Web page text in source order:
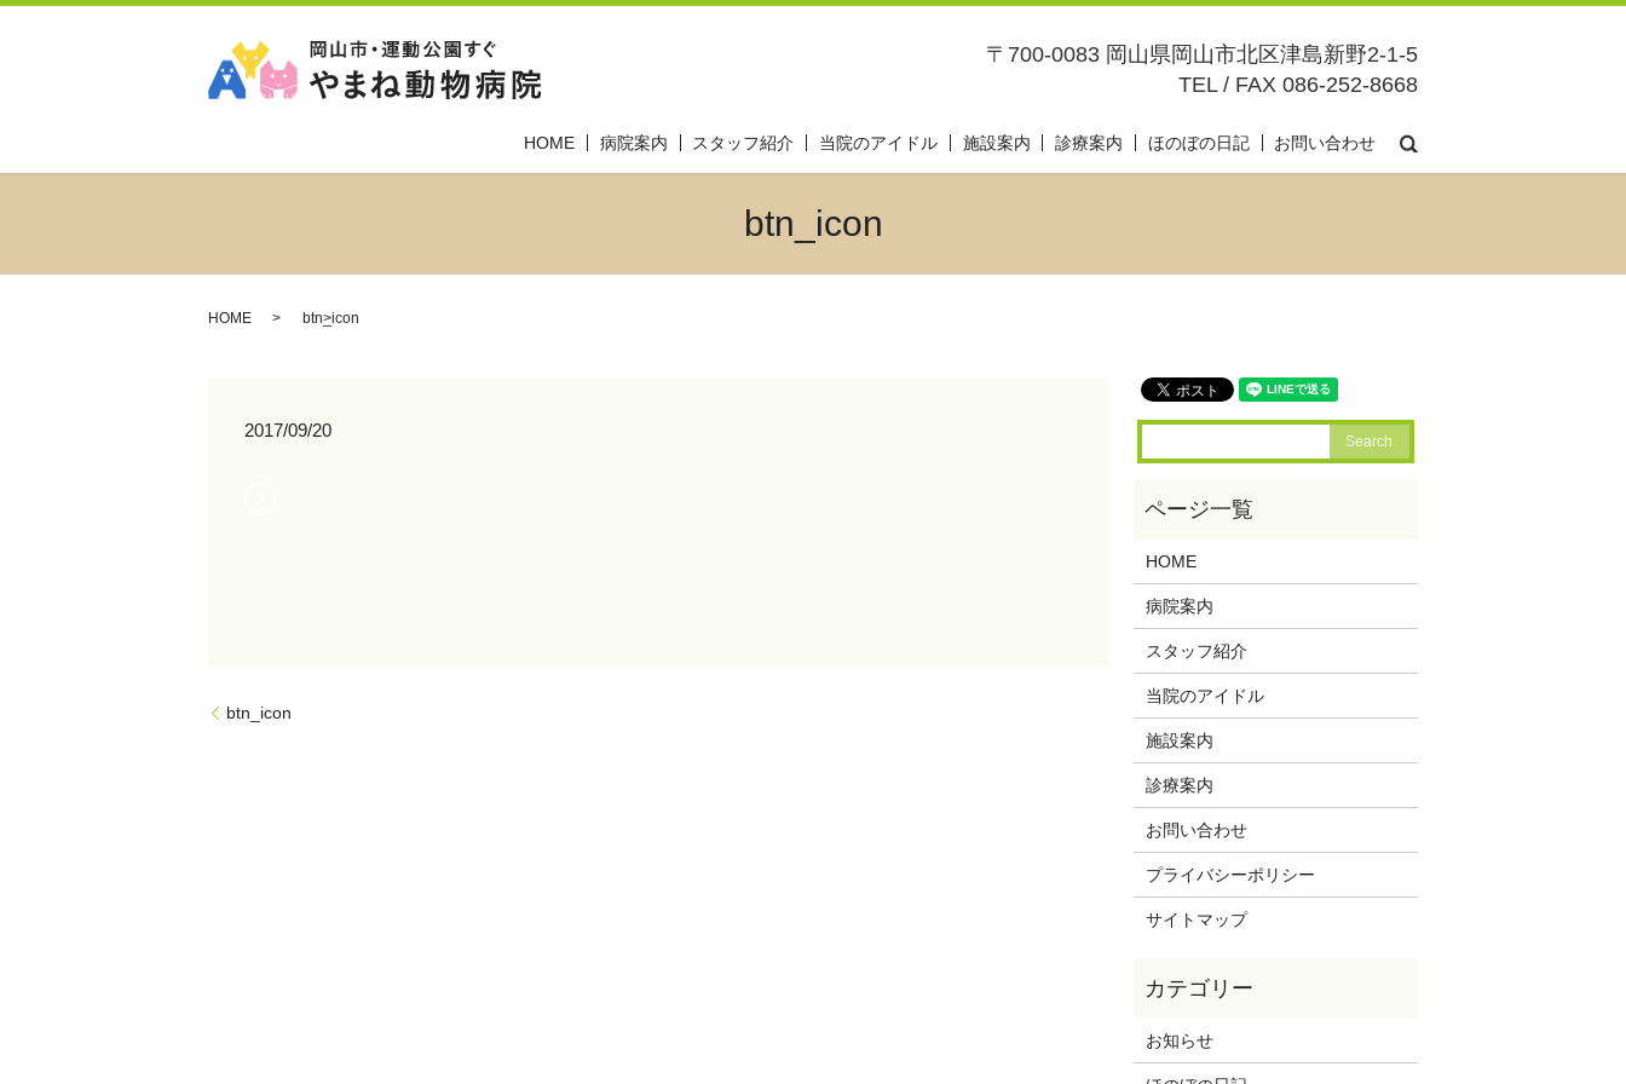
〒700-0083 岡山県岡山市北区津島新野2-1-5
TEL / FAX 086-252-8668
HOME 病院案内 スタッフ紹介 当院のアイドル 施設案内 診療案内 ほのぼの日記 お問い合わせ
btn_icon
HOME btn_icon
2017/09/20
btn_icon
HOME
病院案内
スタッフ紹介
当院のアイドル
施設案内
診療案内
お問い合わせ
プライバシーポリシー
サイトマップ
お知らせ